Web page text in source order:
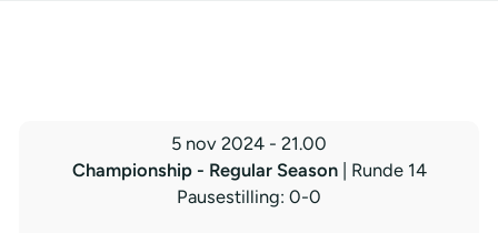
5 nov 2024 - 21.00
Championship - Regular Season
| Runde 14
Pausestilling: 0-0